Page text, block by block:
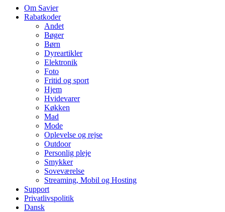
Om Savier
Rabatkoder
Andet
Bøger
Børn
Dyreartikler
Elektronik
Foto
Fritid og sport
Hjem
Hvidevarer
Køkken
Mad
Mode
Oplevelse og rejse
Outdoor
Personlig pleje
Smykker
Soveværelse
Streaming, Mobil og Hosting
Support
Privatlivspolitik
Dansk